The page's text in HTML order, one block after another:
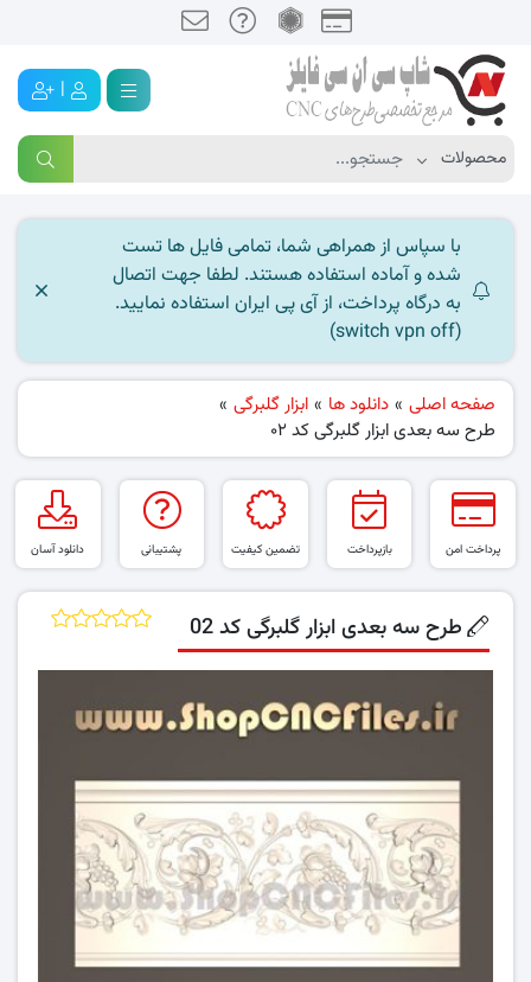
|
با سپاس از همراهی شما، تمامی فایل ها تست
شده و آماده استفاده هستند. لطفا جهت اتصال
به درگاه پرداخت، از آی پی ایران استفاده نمایید.
(switch vpn off)
صفحه اصلی » دانلود ها » ابزار گلبرگی »
طرح سه بعدی ابزار گلبرگی کد 02
پرداخت امن بازپرداخت تضمین کیفیت پشتیبانی دانلود آسان
طرح سه بعدی ابزار گلبرگی کد 02